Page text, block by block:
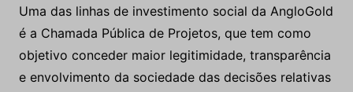
Uma das linhas de investimento social da AngloGold
é a Chamada Pública de Projetos, que tem como
objetivo conceder maior legitimidade, transparência
e envolvimento da sociedade das decisões relativas